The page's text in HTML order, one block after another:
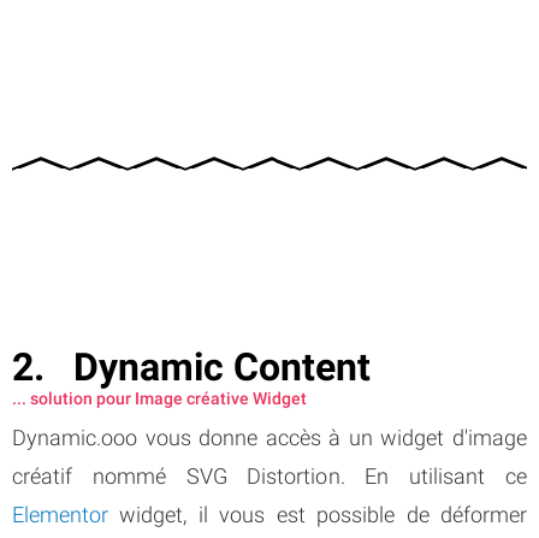
Dynamic Content
... solution pour Image créative Widget
Dynamic.ooo vous donne accès à un widget d'image
créatif nommé SVG Distortion. En utilisant ce
Elementor widget, il vous est possible de déformer